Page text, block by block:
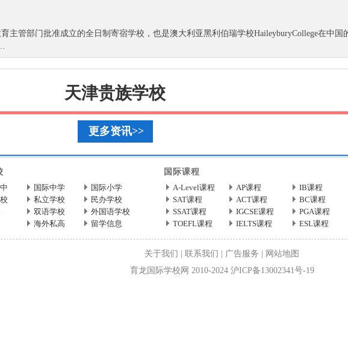
主管部门批准成立的全日制寄宿学校，也是澳大利亚黑利伯瑞学校HaileyburyCollege在中
天津贵族学校
更多资讯>>
国际课程
国际中学
国际小学
私立学校
民办学校
双语学校
外国语学校
海外私高 留学信息
A-Level课程 AP课程
IB课程
SAT课程
ACT课程
BC课程
SSAT课程
IGCSE课程
PGA课程
TOEFL课程
IELTS课程 ESL课程
关于我们 联系我们 广告服务
网站地图
育龙国际学校网 2010-2024 沪ICP备13002341号-19